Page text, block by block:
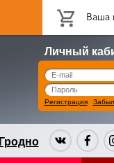
Ваша
Личный
Регистрация
Гродно